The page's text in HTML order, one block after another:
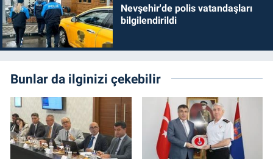
Nevşehir'de polis vatandaşları
bilgilendirildi
Bunlar da ilginizi çekebilir
Magazin
Çevre
Haberde İnsan